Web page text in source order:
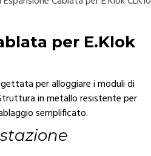
per E.Klok
per alloggiare i moduli di
in metallo resistente per
semplificato.